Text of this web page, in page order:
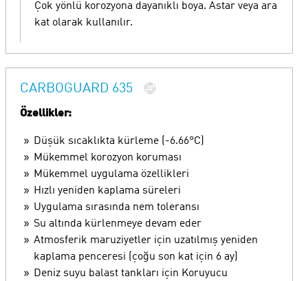
Çok yönlü korozyona dayanıklı boya. Astar veya ara
kat olarak kullanılır.
CARBOGUARD 635
Özellikler:
Düşük sıcaklıkta kürleme (-6.66°C)
Mükemmel korozyon koruması
Mükemmel uygulama özellikleri
Hızlı yeniden kaplama süreleri
Uygulama sırasında nem toleransı
Su altında kürlenmeye devam eder
Atmosferik maruziyetler için uzatılmış yeniden
kaplama penceresi (çoğu son kat için 6 ay)
Deniz suyu balast tankları için Koruyucu